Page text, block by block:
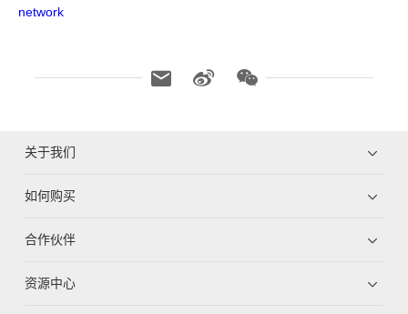
network
关于我们
如何购买
合作伙伴
资源中心